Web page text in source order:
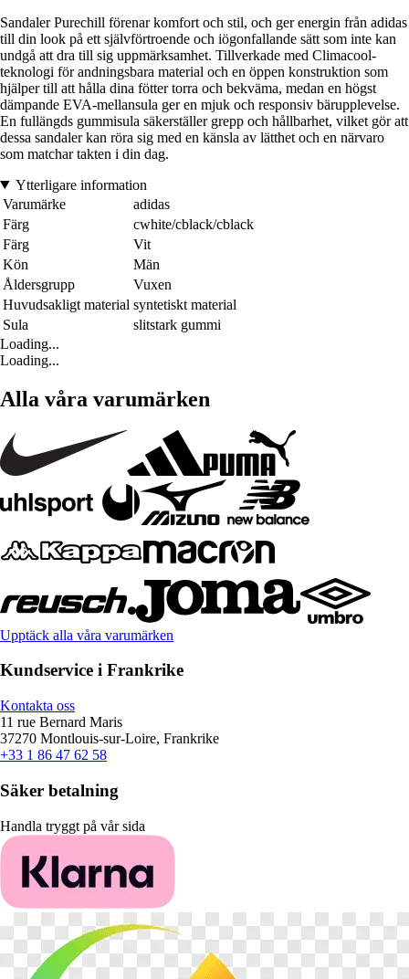
Sandaler Purechill förenar komfort och stil, och ger energin från adidas
till din look på ett självförtroende och iögonfallande sätt som inte kan
undgå att dra till sig uppmärksamhet. Tillverkade med Climacool-
teknologi för andningsbara material och en öppen konstruktion som
hjälper till att hålla dina fötter torra och bekväma, medan en högst
dämpande EVA-mellansula ger en mjuk och responsiv bärupplevelse.
En fullängds gummisula säkerställer grepp och hållbarhet, vilket gör att
dessa sandaler kan röra sig med en känsla av lätthet och en närvaro
som matchar takten i din dag.
Ytterligare information
Varumärke
adidas
Färg
cwhite/cblack/cblack
Färg
Vit
Kön
Män
Åldersgrupp
Vuxen
Huvudsakligt material syntetiskt material
Sula
slitstark gummi
Loading...
Loading...
Alla våra varumärken
Upptäck alla våra varumärken
Kundservice i Frankrike
Kontakta oss
11 rue Bernard Maris
37270 Montlouis-sur-Loire, Frankrike
+33 1 86 47 62 58
Säker betalning
Handla tryggt på vår sida